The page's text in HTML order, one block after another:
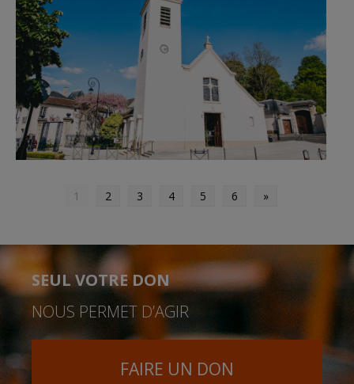
1 2 3 4 5 6 »
SEUL VOTRE DON
NOUS PERMET D’AGIR
FAIRE UN DON